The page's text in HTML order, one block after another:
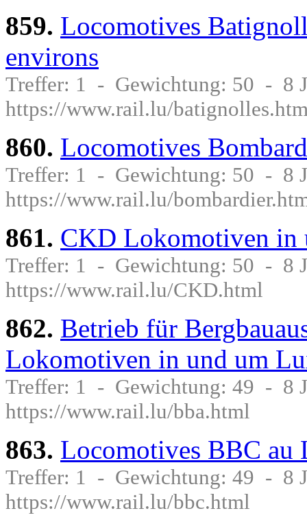
859. Locomotives
environs
Treffer: 1 - Gewichtung: 50 - 8
https://www.rail.lu/
860. Locomotives
Treffer: 1 - Gewichtung: 50 - 8
https://www.rail.lu/
861. CKD Lokomotiven in
Treffer: 1 - Gewichtung: 50 - 8
https://www.rail.lu/CKD.html
862. Betrieb für
Lokomotiven in und um
Treffer: 1 - Gewichtung: 49 - 8
https://www.rail.lu/bba.html
863. Locomotives BBC au
Treffer: 1 - Gewichtung: 49 - 8
https://www.rail.lu/bbc.html